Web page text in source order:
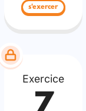
s'exercer
Exercice